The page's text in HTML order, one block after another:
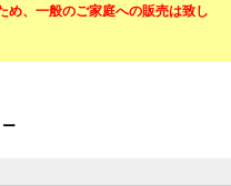
め、一般のご家庭への販売は致し
ー